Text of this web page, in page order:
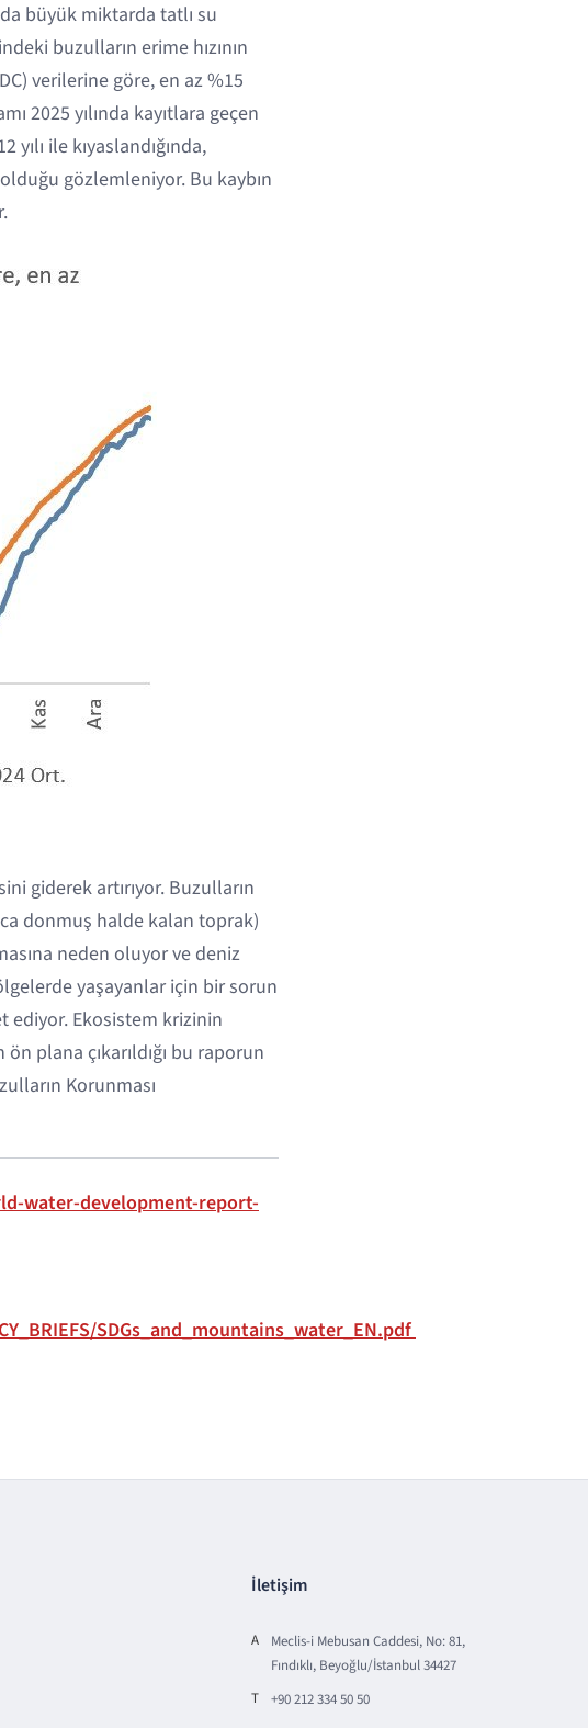
büyük miktarda tatlı su
buzulların erime hızının
verilerine göre, en az %15
2025 yılında kayıtlara geçen
ile kıyaslandığında,
gözlemleniyor. Bu kaybın
giderek artırıyor. Buzulların
donmuş halde kalan toprak)
neden oluyor ve deniz
yaşayanlar için bir sorun
ediyor. Ekosistem krizinin
plana çıkarıldığı bu raporun
Korunması
water-development-report-
SDGs_and_mountains_water_EN.pdf
İletişim
A
Meclis-i Mebusan Caddesi, No: 81,
Fındıklı, Beyoğlu/İstanbul 34427
T
+90 212 334 50 50